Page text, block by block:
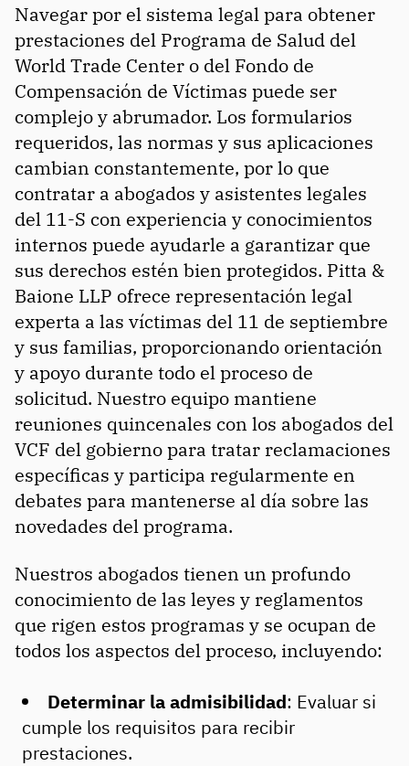
Navegar por el sistema legal para obtener
prestaciones del Programa de Salud del
World Trade Center o del Fondo de
Compensación de Víctimas puede ser
complejo y abrumador. Los formularios
requeridos, las normas y sus aplicaciones
cambian constantemente, por lo que
contratar a abogados y asistentes legales
del 11-S con experiencia y conocimientos
internos puede ayudarle a garantizar que
sus derechos estén bien protegidos. Pitta &
Baione LLP ofrece representación legal
experta a las víctimas del 11 de septiembre
y sus familias, proporcionando orientación
y apoyo durante todo el proceso de
solicitud. Nuestro equipo mantiene
reuniones quincenales con los abogados del
VCF del gobierno para tratar reclamaciones
específicas y participa regularmente en
debates para mantenerse al día sobre las
novedades del programa.
Nuestros abogados tienen un profundo
conocimiento de las leyes y reglamentos
que rigen estos programas y se ocupan de
todos los aspectos del proceso, incluyendo:
Determinar la admisibilidad: Evaluar si
cumple los requisitos para recibir
prestaciones.